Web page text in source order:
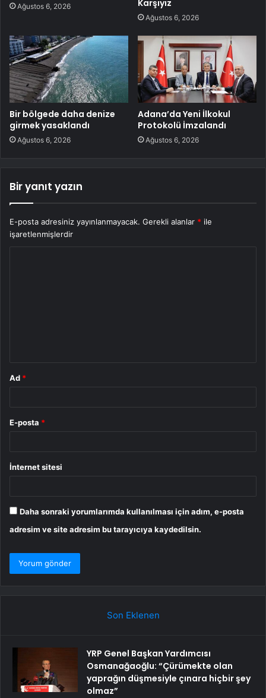
Ağustos 6, 2026 Karşıyız
Ağustos 6, 2026
Bir bölgede daha denize
girmek yasaklandı
Ağustos 6, 2026
Adana’da Yeni İlkokul
Protokolü İmzalandı
Ağustos 6, 2026
Bir yanıt yazın
E-posta adresiniz yayınlanmayacak. Gerekli alanlar * ile
işaretlenmişlerdir
Ad *
E-posta *
İnternet sitesi
Daha sonraki yorumlarımda kullanılması için adım, e-posta
adresim ve site adresim bu tarayıcıya kaydedilsin.
Son Eklenen
YRP Genel Başkan Yardımcısı
Osmanağaoğlu: “Çürümekte olan
yaprağın düşmesiyle çınara hiçbir şey
olmaz”